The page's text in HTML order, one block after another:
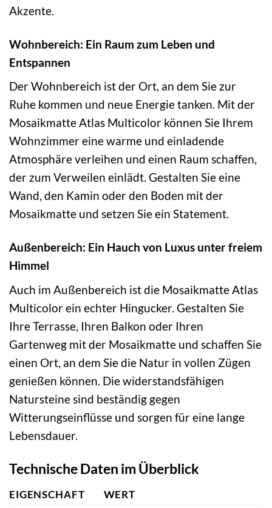
Akzente.
Wohnbereich: Ein Raum zum Leben und
Entspannen
Der Wohnbereich ist der Ort, an dem Sie zur
Ruhe kommen und neue Energie tanken. Mit der
Mosaikmatte Atlas Multicolor können Sie Ihrem
Wohnzimmer eine warme und einladende
Atmosphäre verleihen und einen Raum schaffen,
der zum Verweilen einlädt. Gestalten Sie eine
Wand, den Kamin oder den Boden mit der
Mosaikmatte und setzen Sie ein Statement.
Außenbereich: Ein Hauch von Luxus unter freiem
Himmel
Auch im Außenbereich ist die Mosaikmatte Atlas
Multicolor ein echter Hingucker. Gestalten Sie
Ihre Terrasse, Ihren Balkon oder Ihren
Gartenweg mit der Mosaikmatte und schaffen Sie
einen Ort, an dem Sie die Natur in vollen Zügen
genießen können. Die widerstandsfähigen
Natursteine sind beständig gegen
Witterungseinflüsse und sorgen für eine lange
Lebensdauer.
Technische Daten im Überblick
EIGENSCHAFT WERT